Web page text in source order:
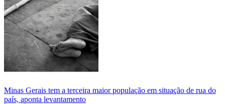
Minas Gerais tem a terceira maior população em situação de rua do
país, aponta levantamento